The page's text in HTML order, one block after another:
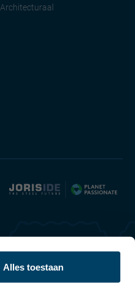
Alles toestaan
Architecturaal
Nederlands (België)